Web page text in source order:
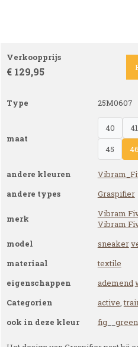
Verkoopprijs
€ 129,95
Type 25M0607
maat
40 41
45
46
andere kleuren
andere types
Graspifier
merk Vibram
Vibram
model
sneaker
materiaal
textile
eigenschappen
ademend
Categorien
active,
ook in deze kleur
fig__ green